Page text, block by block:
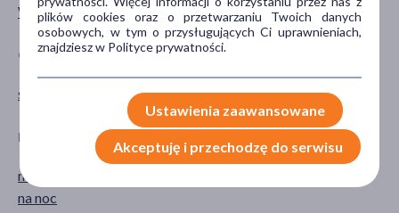
Wyrób medyczny
CZĘŚĆ CIAŁA
stopy
UKŁADY NARZĄDOWE
układ kostno-stawowy
PORA STOSOWANIA
na dzień
na noc
plików cookies oraz o przetwarzaniu Twoich danych
osobowych, w tym o przysługujących Ci uprawnieniach,
znajdziesz w Polityce prywatności.
Ustawienia zaawansowane
Akceptuję i przechodzę do serwisu